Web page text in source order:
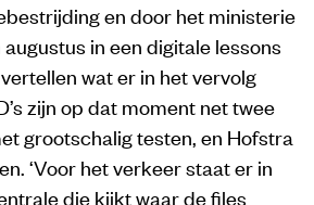
en door het ministerie
in een digitale lessons
wat er in het vervolg
zijn op dat moment net twee
grootschalig testen, en Hofstra
‘Voor het verkeer staat er in
die kijkt waar de files